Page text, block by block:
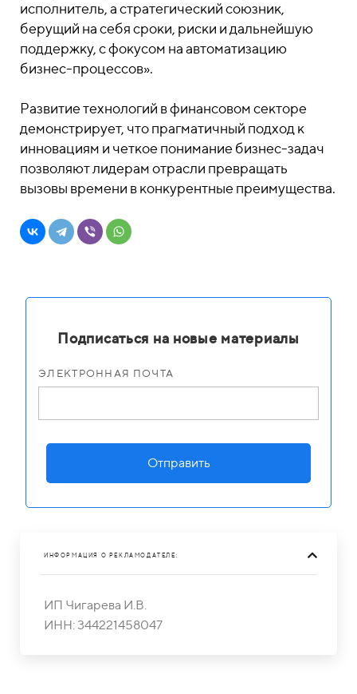
исполнитель, а стратегический союзник,
берущий на себя сроки, риски и дальнейшую
поддержку, с фокусом на автоматизацию
бизнес-процессов».
Развитие технологий в финансовом секторе
демонстрирует, что прагматичный подход к
инновациям и четкое понимание бизнес-задач
позволяют лидерам отрасли превращать
вызовы времени в конкурентные преимущества.
Подписаться на новые материалы
ЭЛЕКТРОННАЯ ПОЧТА
Отправить
ИНФОРМАЦИЯ О РЕКЛАМОДАТЕЛЕ:
ИП Чигарева И.В.
ИНН: 344221458047